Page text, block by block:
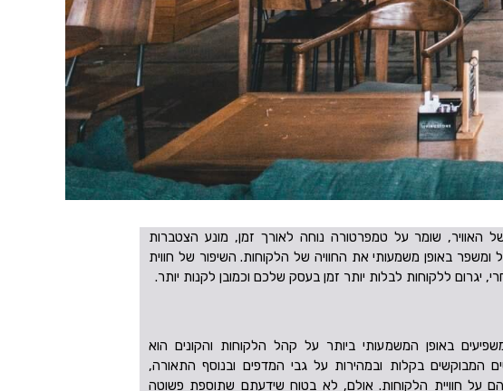
האוויר, שומר על טמפרטורה נוחה לאורך זמן, מונע הצטברות
ומשפר באופן משמעותי את החוויה של הלקוחות. השיפור של חווית
יגרום ללקוחות לבלות יותר זמן בעסק שלכם וכמובן לקנות יותר.
באופן המשמעותי ביותר על קהל הלקוחות והקונים הוא
המבוקשים בקלות ובמהירות על גבי המדפים ובנוסף התאורה,
על חוויית הלקוחות. אולם, לא בטוח שידעתם שתוספת פשוטה